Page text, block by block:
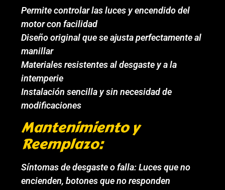
Permite controlar las luces y encendido del
motor con facilidad
Diseño original que se ajusta perfectamente al
manillar
Materiales resistentes al desgaste y a la
intemperie
Instalación sencilla y sin necesidad de
modificaciones
Mantenimiento y
Reemplazo:
Síntomas de desgaste o falla: Luces que no
encienden, botones que no responden